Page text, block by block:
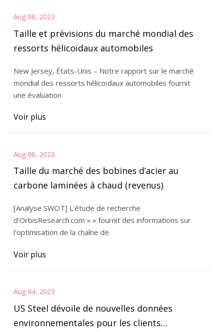
Aug 08, 2023
Taille et prévisions du marché mondial des
ressorts hélicoïdaux automobiles
New Jersey, États-Unis – Notre rapport sur le marché
mondial des ressorts hélicoïdaux automobiles fournit
une évaluation
Voir plus
Aug 06, 2023
Taille du marché des bobines d’acier au
carbone laminées à chaud (revenus)
[Analyse SWOT] L'étude de recherche
d'OrbisResearch.com « » fournit des informations sur
l'optimisation de la chaîne de
Voir plus
Aug 04, 2023
US Steel dévoile de nouvelles données
environnementales pour les clients